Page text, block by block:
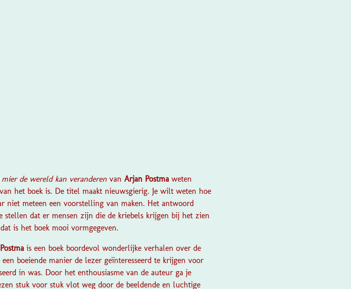
mier de wereld kan veranderen van Arjan Postma weten
het boek is. De titel maakt nieuwsgierig. Je wilt weten hoe
niet meteen een voorstelling van maken. Het antwoord
dat er mensen zijn die de kriebels krijgen bij het zien
is het boek mooi vormgegeven.
is een boek boordevol wonderlijke verhalen over de
boeiende manier de lezer geïnteresseerd te krijgen voor
in was. Door het enthousiasme van de auteur ga je
stuk voor stuk vlot weg door de beeldende en luchtige